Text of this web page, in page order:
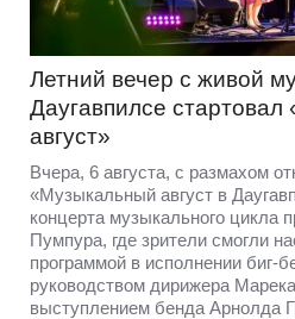
Летний вечер с живой
Даугавпилсе
август»
Вчера, 6 августа, с размахом
«Музыкальный август в
концерта музыкального цикла
Пумпура, где зрители смогли
программой в исполнении биг-
руководством дирижера
выступлением бенда Арнолда